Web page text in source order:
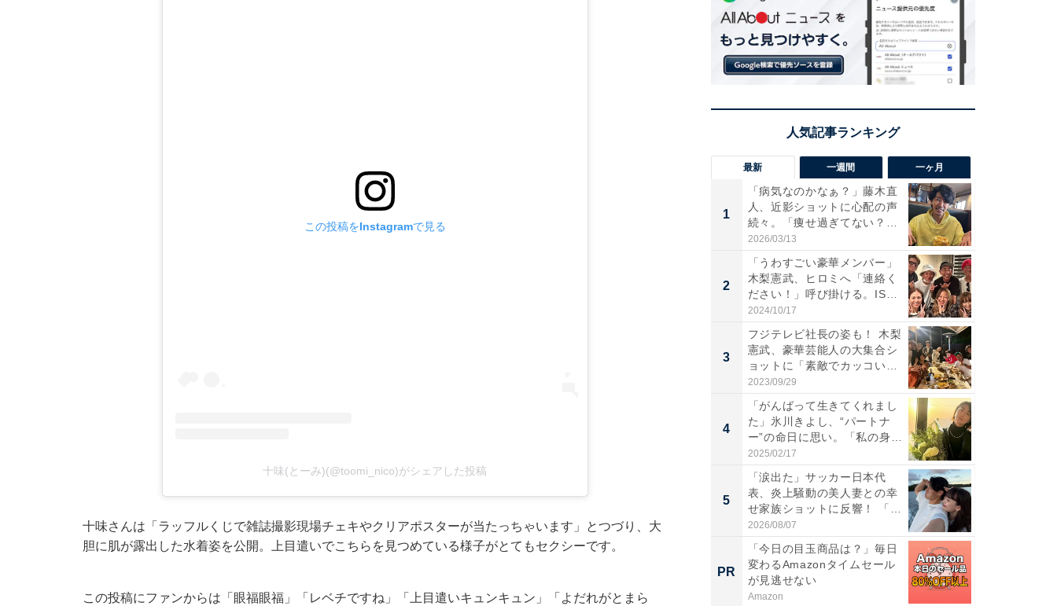
この投稿をInstagramで見る
十味(とーみ)(@toomi_nico)がシェアした投稿
十味さんは「ラッフルくじで雑誌撮影現場チェキやクリアポスターが当たっちゃいます」とつづり、大
胆に肌が露出した水着姿を公開。上目遣いでこちらを見つめている様子がとてもセクシーです。
この投稿にファンからは「眼福眼福」「レベチですね」「上目遣いキュンキュン」「よだれがとまら
最新 一週間 一ヶ月
1
「病気なのかなぁ？」藤木直
人、近影ショットに心配の声
続々。「痩せ過ぎてない？」
「...
2026/03/13
2
「うわすごい豪華メンバー」
木梨憲武、ヒロミへ「連絡く
ださい！」呼び掛ける。IS
S...
2024/10/17
3
フジテレビ社長の姿も！ 木梨
憲武、豪華芸能人の大集合シ
ョットに「素敵でカッコい
い...
2023/09/29
4
「がんばって生きてくれまし
た」氷川きよし、“パートナ
ー”の命日に思い。「私の身
体...
2025/02/17
5
「涙出た」サッカー日本代
表、炎上騒動の美人妻との幸
せ家族ショットに反響！ 「最
高...
2026/08/07
PR
「今日の目玉商品は？」毎日
変わるAmazonタイムセール
が見逃せない
Amazon